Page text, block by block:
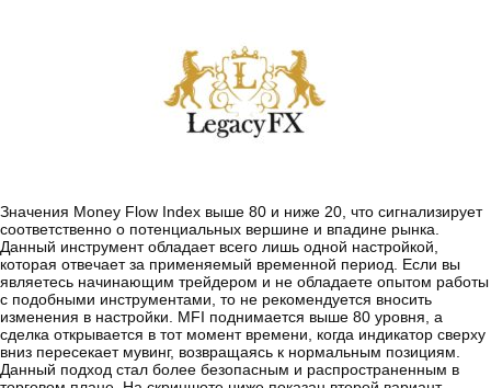
Значения Money Flow Index выше 80 и ниже 20, что сигнализирует
соответственно о потенциальных вершине и впадине рынка.
Данный инструмент обладает всего лишь одной настройкой,
которая отвечает за применяемый временной период. Если вы
являетесь начинающим трейдером и не обладаете опытом работы
с подобными инструментами, то не рекомендуется вносить
изменения в настройки. MFI поднимается выше 80 уровня, а
сделка открывается в тот момент времени, когда индикатор сверху
вниз пересекает мувинг, возвращаясь к нормальным позициям.
Данный подход стал более безопасным и распространенным в